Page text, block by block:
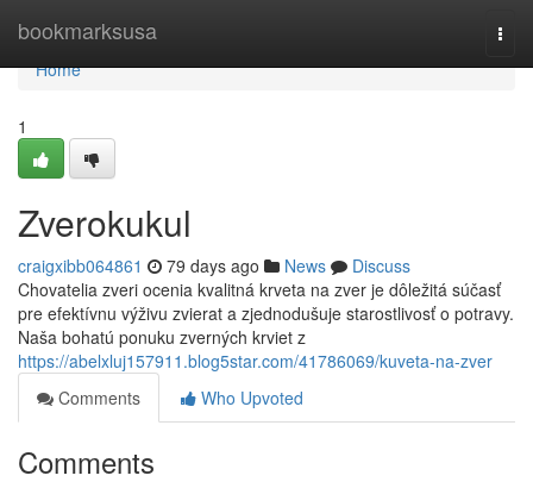
bookmarksusa
Home
Home
1
Zverokukul
craigxibb064861 79 days ago News
Discuss
Chovatelia zveri ocenia kvalitná krveta na zver je dôležitá súčasť
pre efektívnu výživu zvierat a zjednodušuje starostlivosť o potravy.
Naša bohatú ponuku zverných krviet z
https://abelxluj157911.blog5star.com/41786069/kuveta-na-zver
Comments
Who Upvoted
Comments